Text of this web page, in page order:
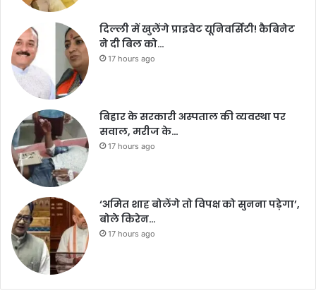
दिल्ली में खुलेंगे प्राइवेट यूनिवर्सिटी! कैबिनेट
ने दी बिल को…
17 hours ago
बिहार के सरकारी अस्पताल की व्यवस्था पर
सवाल, मरीज के…
17 hours ago
‘अमित शाह बोलेंगे तो विपक्ष को सुनना पड़ेगा’,
बोले किरेन…
17 hours ago